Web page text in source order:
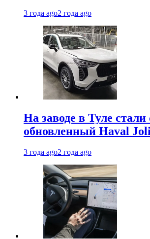
3 года ago2 года ago
На заводе в Туле стали
обновленный Haval
3 года ago2 года ago